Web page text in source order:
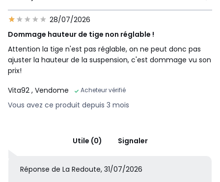
28/07/2026
Dommage hauteur de tige non réglable !
Attention la tige n'est pas réglable, on ne peut donc pas
ajuster la hauteur de la suspension, c'est dommage vu son
prix!
Vita92 , Vendome Acheteur vérifié
Vous avez ce produit depuis 3 mois
Utile (0) Signaler
Réponse de La Redoute, 31/07/2026